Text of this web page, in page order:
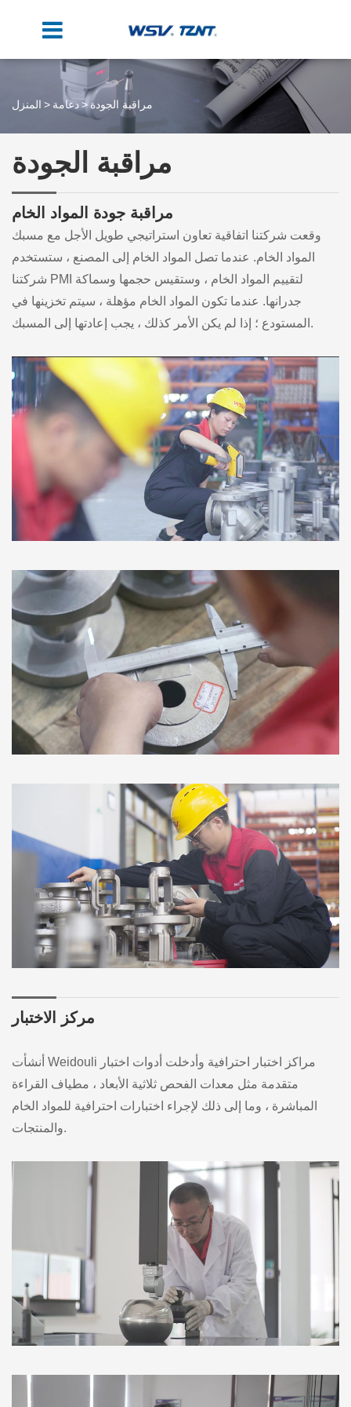
المنزل دعامة مراقبة الجودة
مراقبة الجودة
مراقبة جودة المواد الخام
وقعت شركتنا اتفاقية تعاون استراتيجي طويل الأجل مع مسبك
المواد الخام. عندما تصل المواد الخام إلى المصنع ، ستستخدم
شركتنا PMI لتقييم المواد الخام ، وستقيس حجمها وسماكة
جدرانها. عندما تكون المواد الخام مؤهلة ، سيتم تخزينها في
المستودع ؛ إذا لم يكن الأمر كذلك ، يجب إعادتها إلى المسبك.
مركز الاختبار
أنشأت Weidouli مراكز اختبار احترافية وأدخلت أدوات اختبار
متقدمة مثل معدات الفحص ثلاثية الأبعاد ، مطياف القراءة
المباشرة ، وما إلى ذلك لإجراء اختبارات احترافية للمواد الخام
والمنتجات.